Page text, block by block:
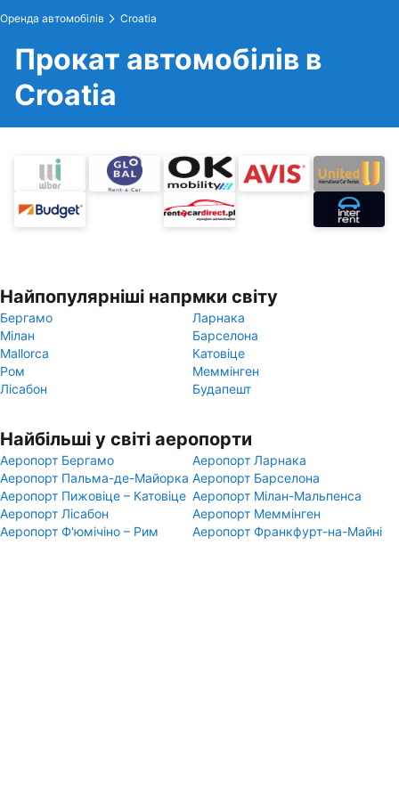
Оренда автомобілів Croatia
Прокат автомобілів в
Croatia
Найпопулярніші напрмки світу
Бергамо
Ларнака
Мілан
Барселона
Mallorca
Катовіце
Ром
Меммінген
Лісабон
Будапешт
Найбільші у світі аеропорти
Аеропорт Бергамо
Аеропорт Ларнака
Аеропорт Пальма-де-Майорка Аеропорт Барселона
Аеропорт Пижовіце – Катовіце Аеропорт Мілан-Мальпенса
Аеропорт Лісабон
Аеропорт Меммінген
Аеропорт Ф'юмічіно – Рим
Аеропорт Франкфурт-на-Майні